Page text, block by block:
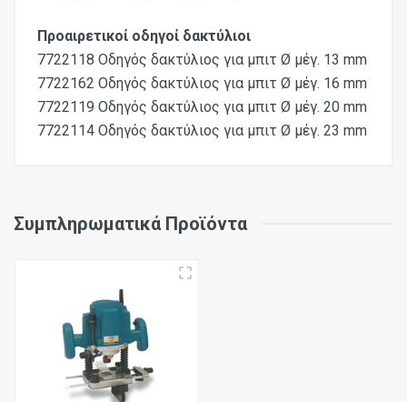
Προαιρετικοί οδηγοί δακτύλιοι
7722118 Οδηγός δακτύλιος για μπιτ Ø μέγ. 13 mm
7722162 Οδηγός δακτύλιος για μπιτ Ø μέγ. 16 mm
7722119 Οδηγός δακτύλιος για μπιτ Ø μέγ. 20 mm
7722114 Οδηγός δακτύλιος για μπιτ Ø μέγ. 23 mm
Μέγιστος χώρος εργασίας με PF400
Μέγιστος χώρος εργασίας με PF700
320x620 mm
Συμπληρωματικά Προϊόντα